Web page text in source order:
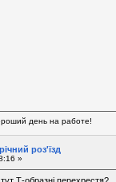
день на работе!
роз'їзд
»